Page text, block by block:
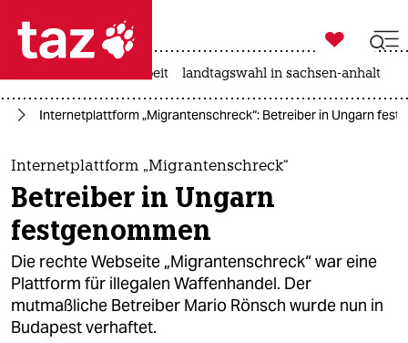
 taz zahl ich
taz zahl ich
themen
politik
öko
gesellschaft
kultur

taz zahl ich
arbeit landtagswahl in sachsen-anhalt
Internetplattform „Migrantenschreck“: Betreiber in Ungarn
Internetplattform „Migrantenschreck“
Betreiber in Ungarn
festgenommen
Die rechte Webseite „Migrantenschreck“ war eine
Plattform für illegalen Waffenhandel. Der
mutmaßliche Betreiber Mario Rönsch wurde nun in
Budapest verhaftet.